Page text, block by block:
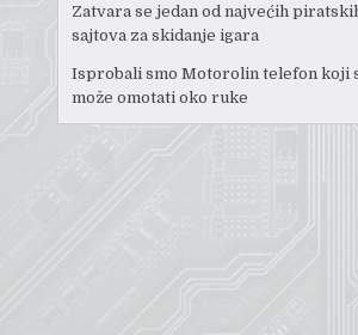
Zatvara se jedan od najvećih
sajtova za skidanje igara
Isprobali smo Motorolin telefon koji
može omotati oko ruke